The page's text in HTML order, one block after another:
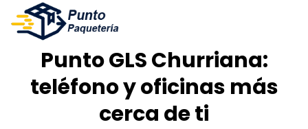
Punto GLS Churriana:
teléfono y oficinas más
cerca de ti